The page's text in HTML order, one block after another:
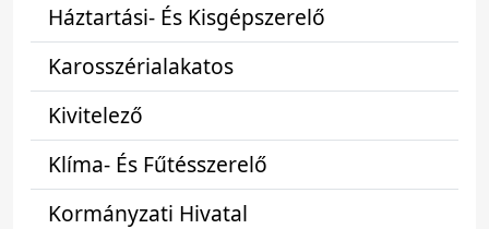
Háztartási- És Kisgépszerelő
Karosszérialakatos
Kivitelező
Klíma- És Fűtésszerelő
Kormányzati Hivatal